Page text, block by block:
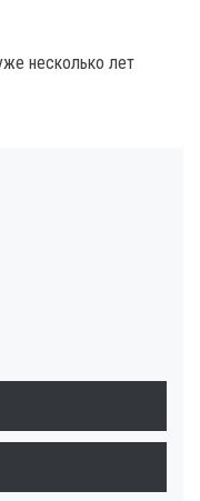
несколько лет